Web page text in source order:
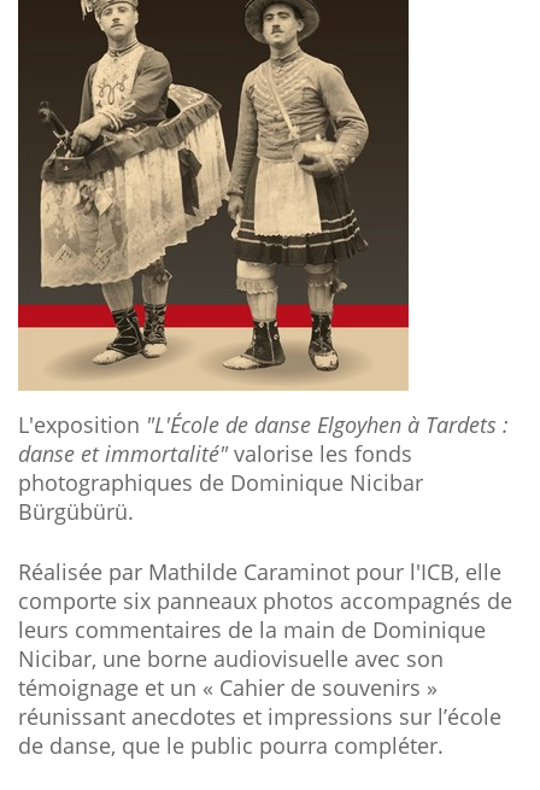
L'exposition "L'École de danse Elgoyhen à Tardets :
danse et immortalité"valorise les fonds
photographiques de Dominique Nicibar
Bürgübürü.
Réalisée par Mathilde Caraminot pour l'ICB, elle
comporte six panneaux photos accompagnés de
leurs commentaires de la main de Dominique
Nicibar, une borne audiovisuelle avec son
témoignage et un « Cahier de souvenirs »
réunissant anecdotes et impressions sur l’école
de danse, que le public pourra compléter.